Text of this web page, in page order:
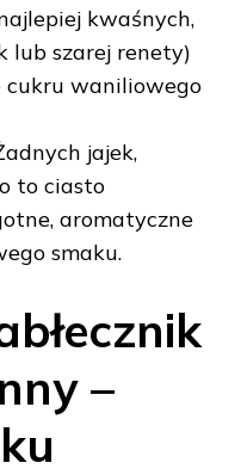
kwaśnych,
lub szarej renety)
cukru waniliowego
jajek,
to ciasto
aromatyczne
smaku.
–